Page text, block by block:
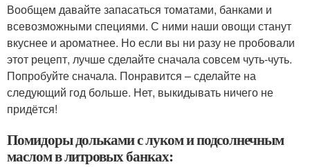
Вообщем давайте запасаться томатами, банками и
всевозможными специями. С ними наши овощи станут
вкуснее и ароматнее. Но если вы ни разу не пробовали
этот рецепт, лучше сделайте сначала совсем чуть-чуть.
Попробуйте сначала. Понравится – сделайте на
следующий год больше. Нет, выкидывать ничего не
придётся!
Помидоры дольками с луком и подсолнечным
маслом в литровых банках: